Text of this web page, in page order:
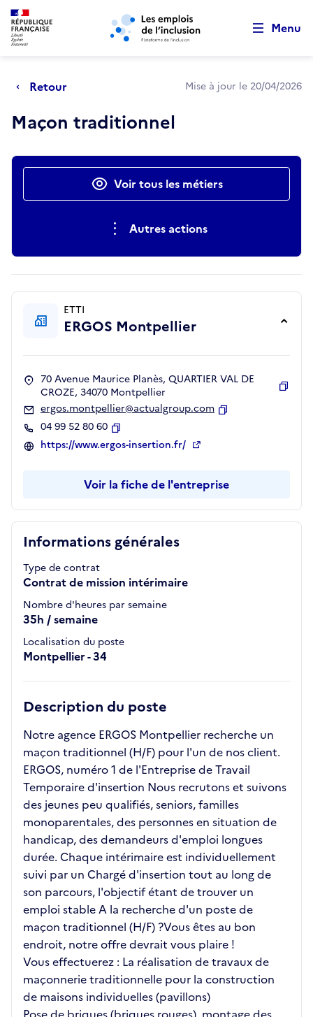
Aller au menu principal Aller au contenu principal
Menu
Retour Mise à jour le 20/04/2026
Maçon traditionnel
Actions rapidesVoir tous les métiers
Autres actions
Informations générales
Type de contrat
Contrat de mission intérimaire
Nombre d'heures par semaine
35h / semaine
Localisation du poste
Montpellier - 34
Description du poste
Notre agence ERGOS Montpellier recherche un
maçon traditionnel (H/F) pour l'un de nos client.
ERGOS, numéro 1 de l'Entreprise de Travail
Temporaire d'insertion Nous recrutons et suivons
des jeunes peu qualifiés, seniors, familles
monoparentales, des personnes en situation de
handicap, des demandeurs d'emploi longues
durée. Chaque intérimaire est individuellement
suivi par un Chargé d'insertion tout au long de
son parcours, l'objectif étant de trouver un
emploi stable A la recherche d'un poste de
maçon traditionnel (H/F) ?Vous êtes au bon
endroit, notre offre devrait vous plaire !
Vous effectuerez : La réalisation de travaux de
maçonnerie traditionnelle pour la construction
de maisons individuelles (pavillons)
ETTI
ERGOS Montpellier
70 Avenue Maurice Planès, QUARTIER VAL DE
CROZE, 34070 Montpellier
ergos.montpellier@actualgroup.com
04 99 52 80 60
Copier
https://www.ergos-insertion.fr/
Voir la fiche de l'entreprise
Retour au début de la page
Panneau de gestion des cookies